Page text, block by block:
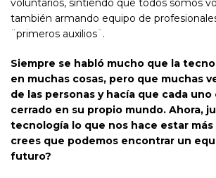
voluntarios, sintiendo que todos somos
también armando equipo de
¨primeros auxilios¨.
Siempre se habló mucho que la
en muchas cosas, pero que muchas
de las personas y hacía que cada uno
cerrado en su propio mundo. Ahora,
tecnología lo que nos hace estar más
crees que podemos encontrar un
futuro?